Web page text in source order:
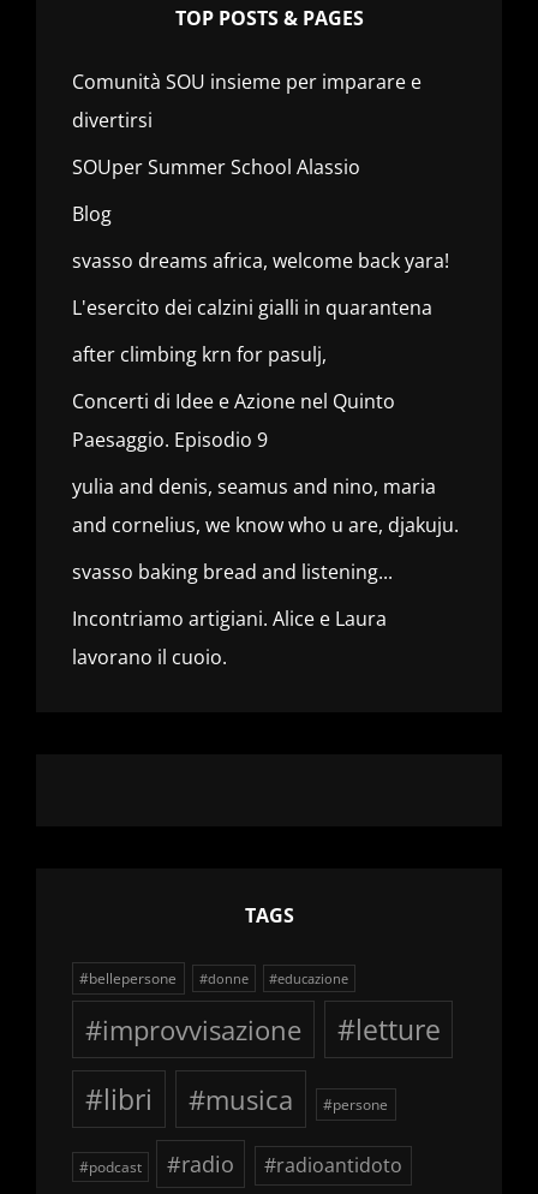
TOP POSTS & PAGES
Comunità SOU insieme per imparare e
divertirsi
SOUper Summer School Alassio
Blog
svasso dreams africa, welcome back yara!
L'esercito dei calzini gialli in quarantena
after climbing krn for pasulj,
Concerti di Idee e Azione nel Quinto
Paesaggio. Episodio 9
yulia and denis, seamus and nino, maria
and cornelius, we know who u are, djakuju.
svasso baking bread and listening...
Incontriamo artigiani. Alice e Laura
lavorano il cuoio.
TAGS
#bellepersone #donne #educazione
#improvvisazione
#letture
#libri
#musica #persone
#podcast #radio #radioantidoto